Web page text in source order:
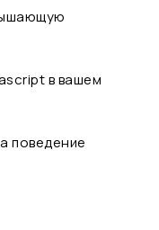
в вашем
поведение